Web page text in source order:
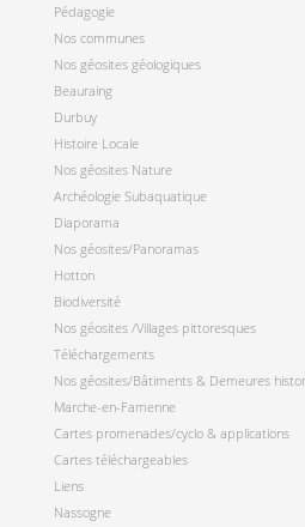
Pédagogie
Nos communes
Nos géosites géologiques
Beauraing
Durbuy
Histoire Locale
Nos géosites Nature
Archéologie Subaquatique
Diaporama
Nos géosites/Panoramas
Hotton
Biodiversité
Nos géosites /Villages pittoresques
Téléchargements
Nos géosites/Bâtiments & Demeures
Marche-en-Famenne
Cartes promenades/cyclo & applications
Cartes téléchargeables
Liens
Nassogne